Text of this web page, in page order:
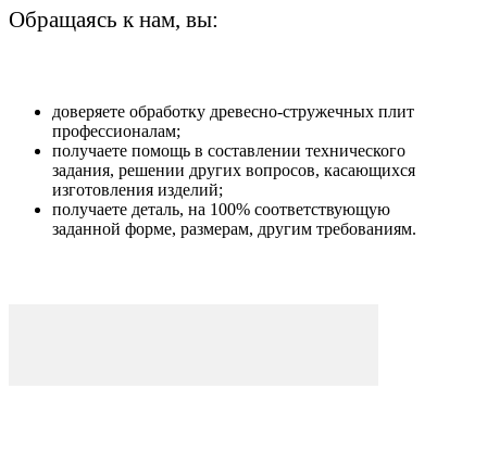
Обращаясь к нам, вы:
доверяете обработку древесно-стружечных плит
профессионалам;
получаете помощь в составлении технического
задания, решении других вопросов, касающихся
изготовления изделий;
получаете деталь, на 100% соответствующую
заданной форме, размерам, другим требованиям.